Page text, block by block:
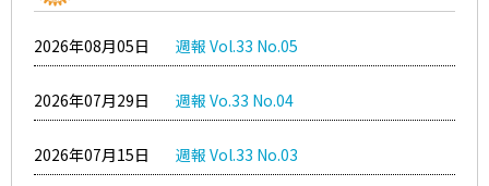
2026年08月05日 週報 Vol.33 No.05
2026年07月29日 週報 Vo.33 No.04
2026年07月15日 週報 Vol.33 No.03